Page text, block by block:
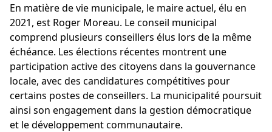
En matière de vie municipale, le maire actuel, élu en
2021, est Roger Moreau. Le conseil municipal
comprend plusieurs conseillers élus lors de la même
échéance. Les élections récentes montrent une
participation active des citoyens dans la gouvernance
locale, avec des candidatures compétitives pour
certains postes de conseillers. La municipalité poursuit
ainsi son engagement dans la gestion démocratique
et le développement communautaire.